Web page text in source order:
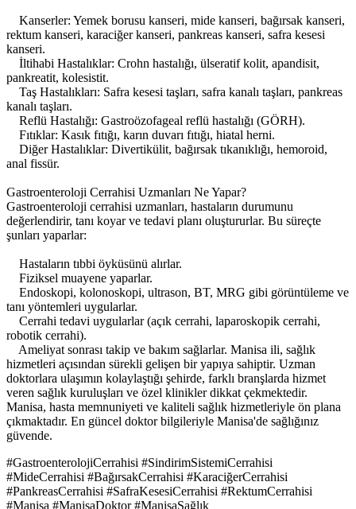
Kanserler: Yemek borusu kanseri, mide kanseri, bağırsak kanseri,
rektum kanseri, karaciğer kanseri, pankreas kanseri, safra kesesi
kanseri.
İltihabi Hastalıklar: Crohn hastalığı, ülseratif kolit, apandisit,
pankreatit, kolesistit.
Taş Hastalıkları: Safra kesesi taşları, safra kanalı taşları, pankreas
kanalı taşları.
Reflü Hastalığı: Gastroözofageal reflü hastalığı (GÖRH).
Fıtıklar: Kasık fıtığı, karın duvarı fıtığı, hiatal herni.
Diğer Hastalıklar: Divertikülit, bağırsak tıkanıklığı, hemoroid,
anal fissür.
Gastroenteroloji Cerrahisi Uzmanları Ne Yapar?
Gastroenteroloji cerrahisi uzmanları, hastaların durumunu
değerlendirir, tanı koyar ve tedavi planı oluştururlar. Bu süreçte
şunları yaparlar:
Hastaların tıbbi öyküsünü alırlar.
Fiziksel muayene yaparlar.
Endoskopi, kolonoskopi, ultrason, BT, MRG gibi görüntüleme ve
tanı yöntemleri uygularlar.
Cerrahi tedavi uygularlar (açık cerrahi, laparoskopik cerrahi,
robotik cerrahi).
Ameliyat sonrası takip ve bakım sağlarlar. Manisa ili, sağlık
hizmetleri açısından sürekli gelişen bir yapıya sahiptir. Uzman
doktorlara ulaşımın kolaylaştığı şehirde, farklı branşlarda hizmet
veren sağlık kuruluşları ve özel klinikler dikkat çekmektedir.
Manisa, hasta memnuniyeti ve kaliteli sağlık hizmetleriyle ön plana
çıkmaktadır. En güncel doktor bilgileriyle Manisa'de sağlığınız
güvende.
#GastroenterolojiCerrahisi #SindirimSistemiCerrahisi
#MideCerrahisi #BağırsakCerrahisi #KaraciğerCerrahisi
#PankreasCerrahisi #SafraKesesiCerrahisi #RektumCerrahisi
#Manisa #ManisaDoktor #ManisaSağlık